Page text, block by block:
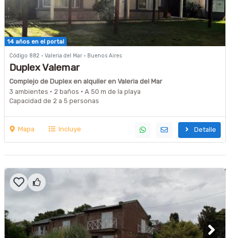
14 años en el portal
Código 882 · Valeria del Mar · Buenos Aires
Duplex Valemar
Complejo de Duplex en alquiler en Valeria del Mar
3 ambientes · 2 baños · A 50 m de la playa
Capacidad de 2 a 5 personas
Mapa Incluye Detalle